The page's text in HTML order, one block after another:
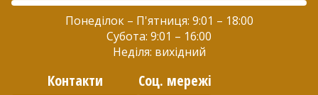
Понеділок – П'ятниця: 9:01 – 18:00
Субота: 9:01 – 16:00
Неділя: вихідний
Контакти Соц. мережі